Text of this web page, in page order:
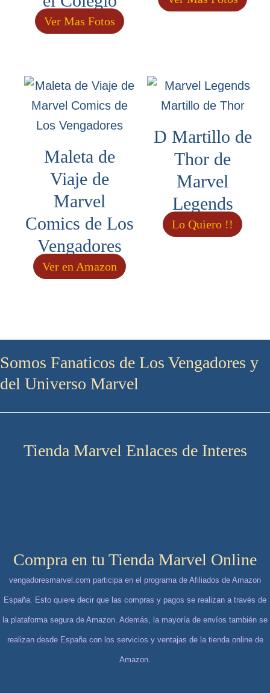
Ver Mas Fotos
Maleta de
Viaje de
Marvel
Comics de Los
Vengadores
Ver en Amazon
D Martillo de
Thor de
Marvel
Legends
Lo Quiero !!
Somos Fanaticos de Los Vengadores y
del Universo Marvel
Tienda Marvel Enlaces de Interes
Compra en tu Tienda Marvel Online
vengadoresmarvel.com participa en el programa de Afiliados de Amazon
España. Esto quiere decir que las compras y pagos se realizan a través de
la plataforma segura de Amazon. Además, la mayoría de envíos también se
realizan desde España con los servicios y ventajas de la tienda online de
Amazon.